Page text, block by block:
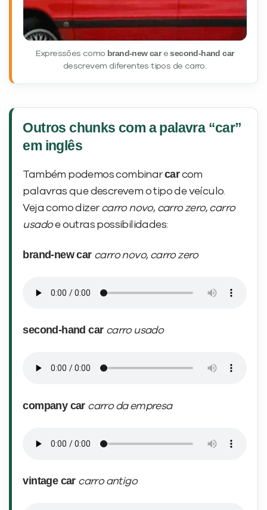
Expressões como brand-new caresecond-hand car
descrevem diferentes tipos de carro.
Outros chunks com a palavra “car”
em inglês
Também podemos combinarcarcom
palavras que descrevem o tipo de veículo.
Veja como dizer carro novo, carro zero, carro
usadoe outras possibilidades:
brand-new car carro novo, carro zero
second-hand car carro usado
company car carro da empresa
vintage car carro antigo